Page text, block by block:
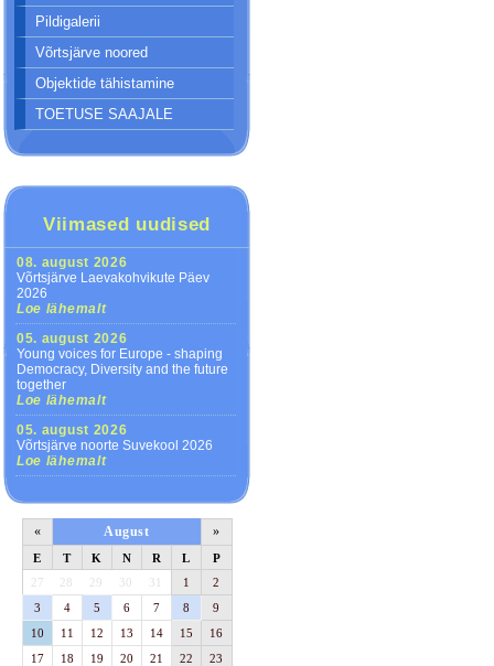
Pildigalerii
Võrtsjärve noored
Objektide tähistamine
TOETUSE SAAJALE
Viimased uudised
08. august 2026
Võrtsjärve Laevakohvikute Päev
2026
Loe lähemalt
05. august 2026
Young voices for Europe - shaping
Democracy, Diversity and the future
together
Loe lähemalt
05. august 2026
Võrtsjärve noorte Suvekool 2026
Loe lähemalt
« August »
E T K N R L
P
27
28 29 30 31 1
2
3
4 5 6 7 8
9
10
11 12 13 14 15
16
17
18 19 20 21 22
23